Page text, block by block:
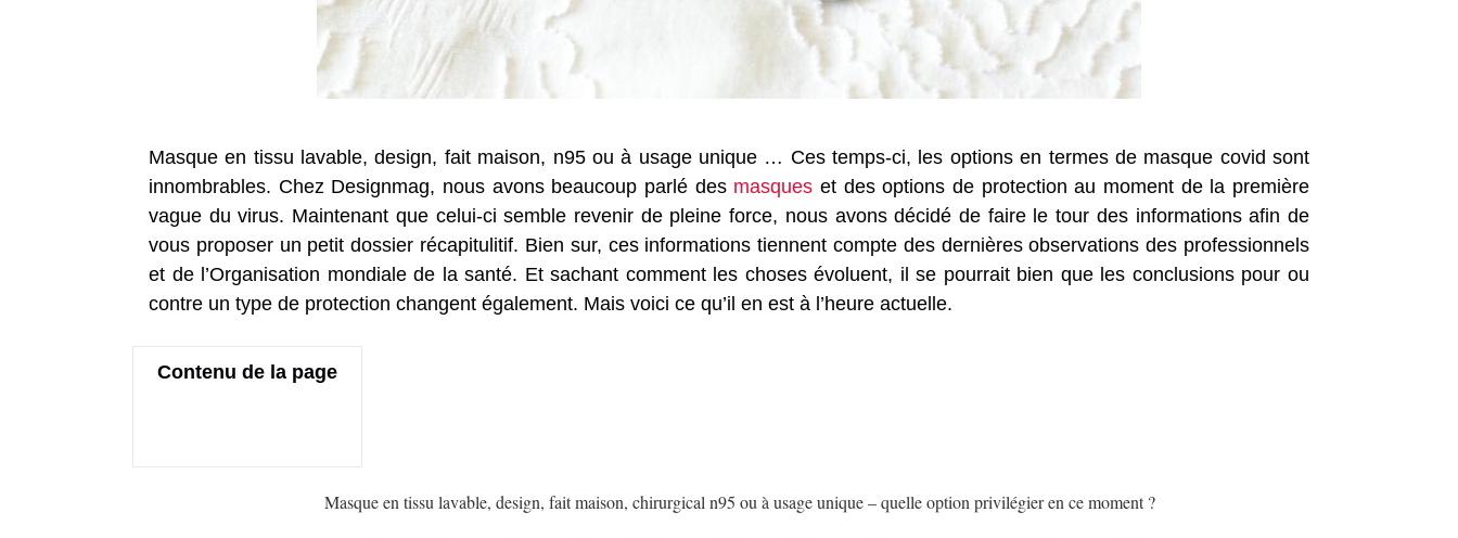
Masque en tissu lavable, design, fait maison, n95 ou à usage unique … Ces temps-ci, les options en termes de masque covid sont
innombrables. Chez Designmag, nous avons beaucoup parlé des masques et des options de protection au moment de la première
vague du virus. Maintenant que celui-ci semble revenir de pleine force, nous avons décidé de faire le tour des informations afin de
vous proposer un petit dossier récapitulitif. Bien sur, ces informations tiennent compte des dernières observations des professionnels
et de l’Organisation mondiale de la santé. Et sachant comment les choses évoluent, il se pourrait bien que les conclusions pour ou
contre un type de protection changent également. Mais voici ce qu’il en est à l’heure actuelle.
Contenu de la page
Masque en tissu lavable, design, fait maison, chirurgical n95 ou à usage unique – quelle option privilégier en ce moment ?